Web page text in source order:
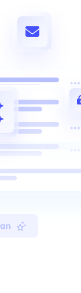
autonomie et en
votre structure
est une